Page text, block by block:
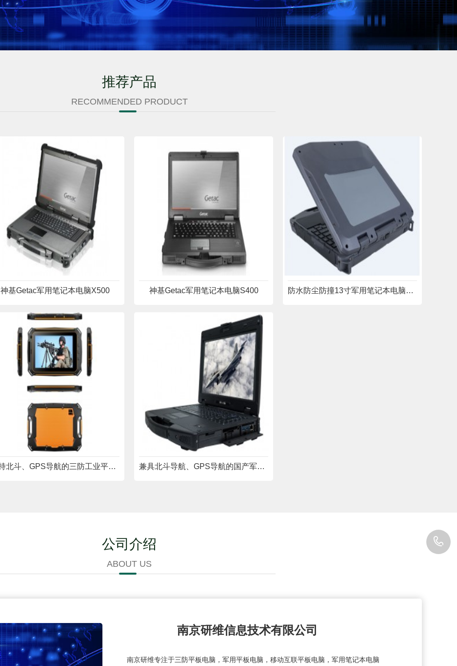
推荐产品
RECOMMENDED PRODUCT
神基Getac军用笔记本电脑X500 神基Getac军用笔记本电脑S400 防水防尘防撞13寸军用笔记本电脑RYW13
支持北斗、GPS导航的三防工业平板电脑YWYY101 兼具北斗导航、GPS导航的国产军用笔记本电脑SAYW14
公司介绍
ABOUT US
南京研维信息技术有限公司
南京研维专注于三防平板电脑，军用平板电脑，移动互联平板电脑，军用笔记本电脑